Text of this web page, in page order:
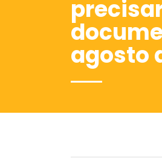
agosto